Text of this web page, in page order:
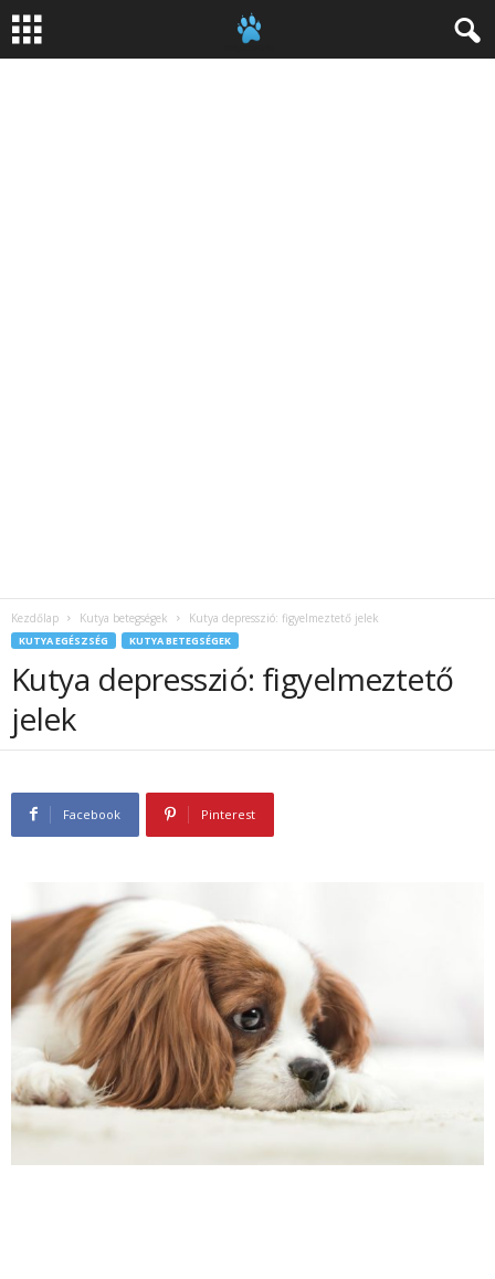
Kezdőlap Kutya betegségek Kutya depresszió: figyelmeztető jelek
KUTYA EGÉSZSÉG KUTYA BETEGSÉGEK
Kutya depresszió: figyelmeztető
jelek
Facebook Pinterest